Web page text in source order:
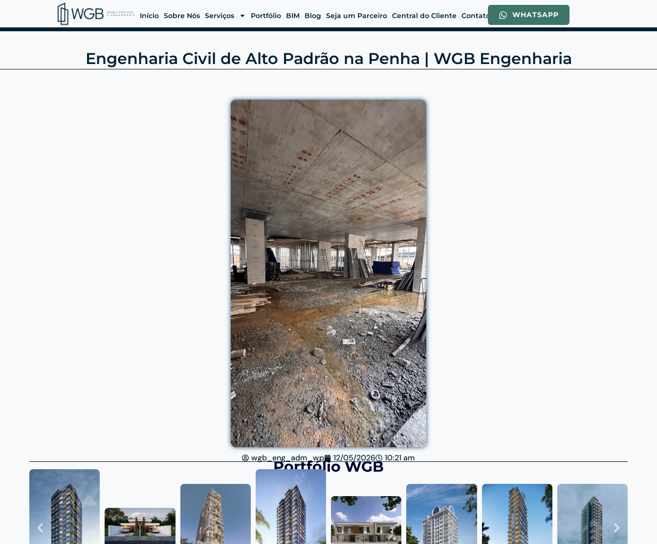
Início Sobre Nós Serviços Portfólio BIM Blog Seja um Parceiro Central do Cliente Contato WHATSAPP
Engenharia Civil de Alto Padrão na Penha | WGB Engenharia
wgb_eng_adm_wp 12/05/2026 10:21 am
Portfólio WGB